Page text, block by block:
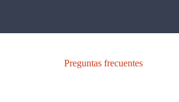
Preguntas frecuentes